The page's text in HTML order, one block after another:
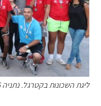
ליגת השכונות בקטרגל. נתניה 2016. צילום נמרוד גליקמן